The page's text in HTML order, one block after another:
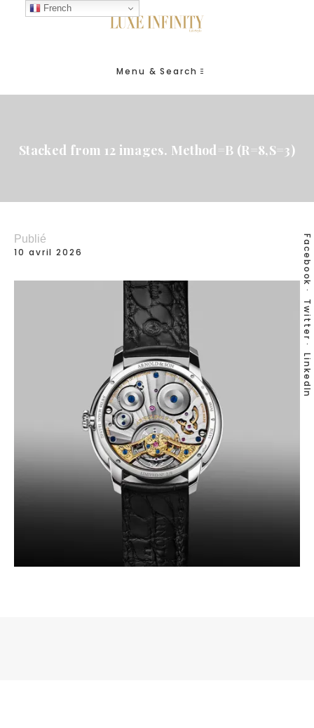
Menu & Search
Stacked from 12 images. Method=B (R=8,S=3)
Facebook
Twitter
LinkedIn
Publié
10 avril 2026
French